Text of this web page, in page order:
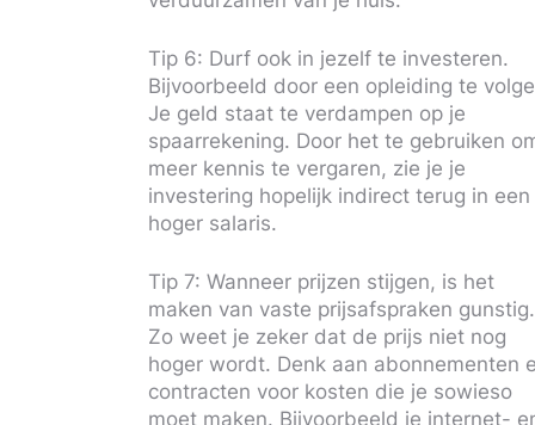
Tip 6: Durf ook in jezelf te investeren.
Bijvoorbeeld door een opleiding te
Je geld staat te verdampen op je
spaarrekening. Door het te gebruiken
meer kennis te vergaren, zie je je
investering hopelijk indirect terug in een
hoger salaris.
Tip 7: Wanneer prijzen stijgen, is het
maken van vaste prijsafspraken gunstig.
Zo weet je zeker dat de prijs niet nog
hoger wordt. Denk aan abonnementen
contracten voor kosten die je sowieso
moet maken. Bijvoorbeeld je internet-